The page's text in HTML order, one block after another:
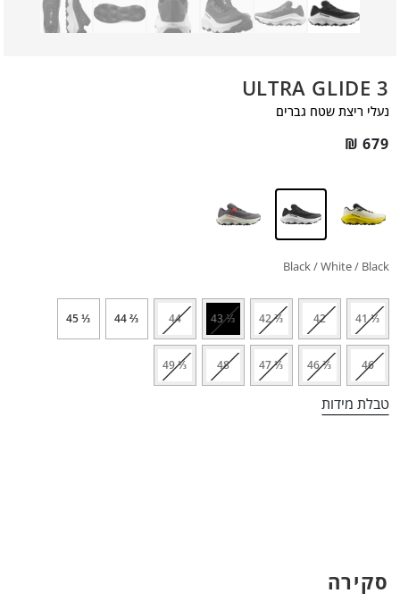
ULTRA GLIDE 3
נעלי ריצת שטח גברים
₪ 679
Black / White / Black
⅓ 41
42
⅔ 42
⅓ 43
44
⅔ 44
⅓ 45
46
⅔ 46
⅓ 47
48
⅓ 49
טבלת מידות
סקירה